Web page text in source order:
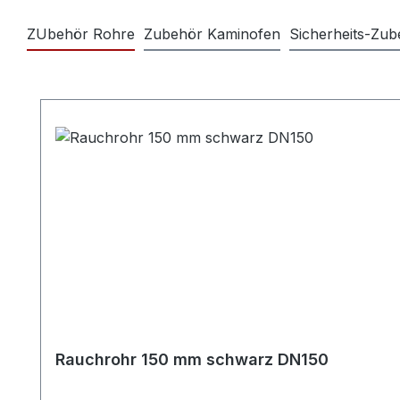
ZUbehör Rohre Zubehör Kaminofen Sicherheits-
Rauchrohr 150 mm schwarz DN150